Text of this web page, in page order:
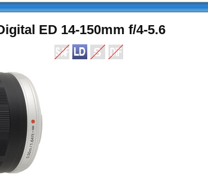
ED 14-150mm f/4-5.6